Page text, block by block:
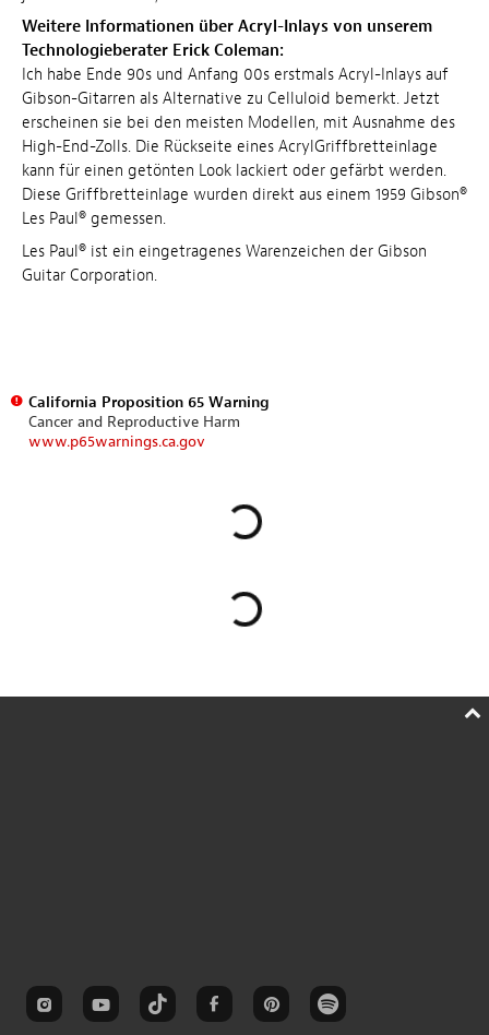
Weitere Informationen über Acryl-Inlays von unserem
Technologieberater Erick Coleman:
Ich habe Ende 90s und Anfang 00s erstmals Acryl-Inlays auf
Gibson-Gitarren als Alternative zu Celluloid bemerkt. Jetzt
erscheinen sie bei den meisten Modellen, mit Ausnahme des
High-End-Zolls. Die Rückseite eines AcrylGriffbretteinlage
kann für einen getönten Look lackiert oder gefärbt werden.
Diese Griffbretteinlage wurden direkt aus einem 1959 Gibson®
Les Paul® gemessen.
Les Paul® ist ein eingetragenes Warenzeichen der Gibson
Guitar Corporation.
California Proposition 65 Warning
Cancer and Reproductive Harm
www.p65warnings.ca.gov